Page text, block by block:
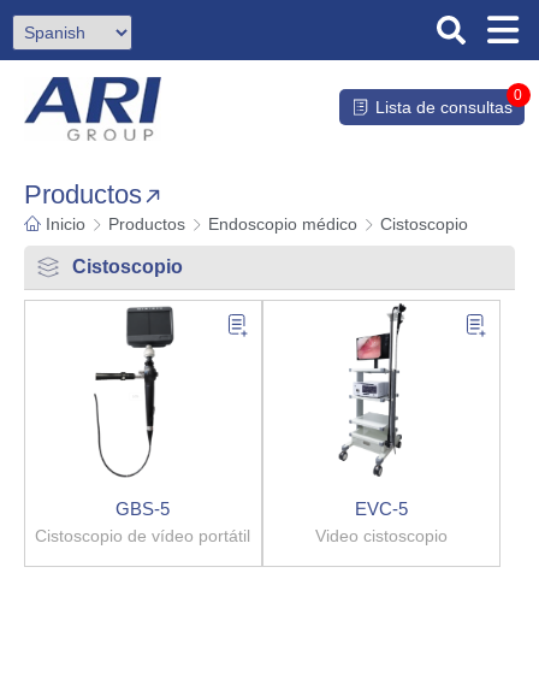
Lista de consultas
0
Productos
Inicio Productos Endoscopio médico Cistoscopio
Cistoscopio
GBS-5
Cistoscopio de vídeo portátil
EVC-5
Video cistoscopio